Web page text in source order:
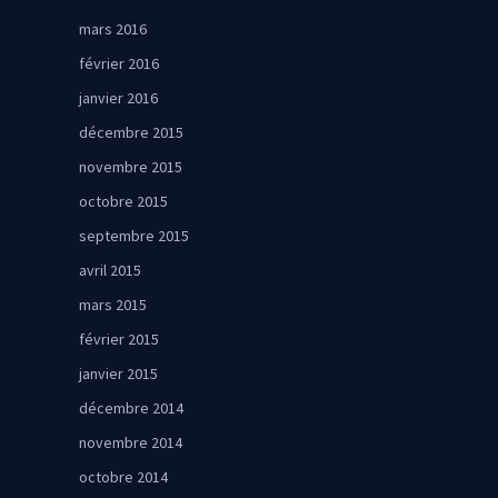
mars 2016
février 2016
janvier 2016
décembre 2015
novembre 2015
octobre 2015
septembre 2015
avril 2015
mars 2015
février 2015
janvier 2015
décembre 2014
novembre 2014
octobre 2014